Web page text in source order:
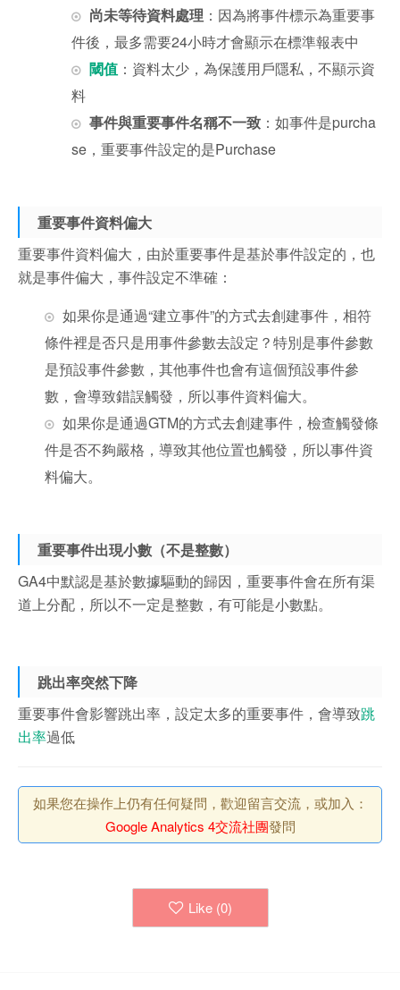
尚未等待資料處理 ：因為將事件標示為重要事
件後，最多需要24小時才會顯示在標準報表中
閾值 ：資料太少，為保護用戶隱私，不顯示資
料
事件與重要事件名稱不一致 ：如事件是purcha
se，重要事件設定的是Purchase
重要事件資料偏大
重要事件資料偏大，由於重要事件是基於事件設定的，也
就是事件偏大，事件設定不準確：
如果你是通過“建立事件”的方式去創建事件，相符
條件裡是否只是用事件參數去設定？特別是事件參數
是預設事件參數，其他事件也會有這個預設事件參
數，會導致錯誤觸發，所以事件資料偏大。
如果你是通過GTM的方式去創建事件，檢查觸發條
件是否不夠嚴格，導致其他位置也觸發，所以事件資
料偏大。
重要事件出現小數（不是整數）
GA4中默認是基於數據驅動的歸因，重要事件會在所有渠
道上分配，所以不一定是整數，有可能是小數點。
跳出率突然下降
重要事件會影響跳出率，設定太多的重要事件，會導致跳
出率過低
如果您在操作上仍有任何疑問，歡迎留言交流，或加入：
Google Analytics 4交流社團發問
Like (0)